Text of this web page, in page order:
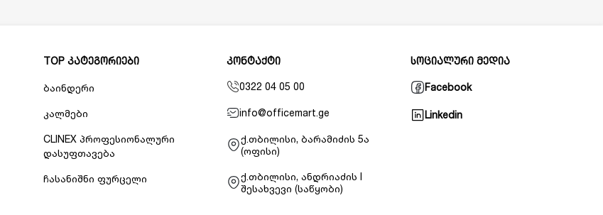
TOP კატეგორიები
ბაინდერი
კალმები
CLINEX პროფესიონალური
დასუფთავება
ჩასანიშნი ფურცელი
კონტაქტი
0322 04 05 00
info@officemart.ge
ქ.თბილისი, ბარამიძის 5ა
(ოფისი)
ქ.თბილისი, ანდრიაძის I
შესახვევი (საწყობი)
სოციალური მედია
Facebook
Linkedin